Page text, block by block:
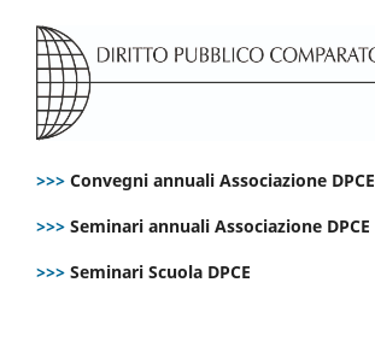
>>> Convegni annuali Associazione DPCE
>>> Seminari annuali Associazione DPCE
>>> Seminari Scuola DPCE